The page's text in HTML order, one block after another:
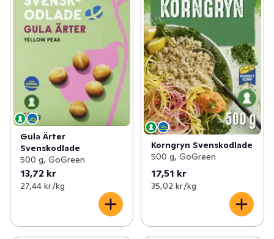
Gula Ärter
Svenskodlade
500 g, GoGreen
13,72 kr
27,44 kr /kg
Korngryn Svenskodlade
500 g, GoGreen
17,51 kr
35,02 kr /kg